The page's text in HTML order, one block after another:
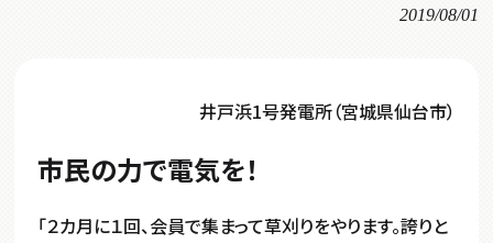
2019/08/01
井戸浜1号発電所（宮城県仙台市）
市民の力で電気を！
「２カ月に１回、会員で集まって草刈りをやります。誇りと